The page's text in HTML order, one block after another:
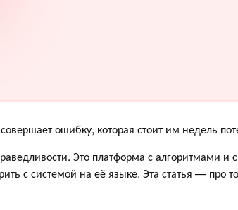
ошибку, которая стоит им недель
Это платформа с алгоритмами и
с системой на её языке. Эта статья — про